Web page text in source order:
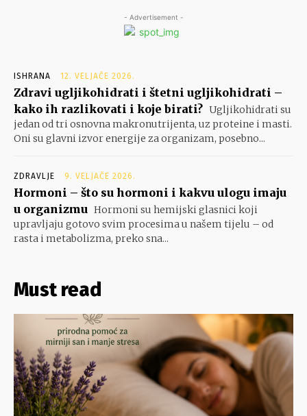
- Advertisement -
ISHRANA 12. VELJAČE 2026.
Zdravi ugljikohidrati i štetni ugljikohidrati –
kako ih razlikovati i koje birati? Ugljikohidrati su
jedan od tri osnovna makronutrijenta, uz proteine i masti.
Oni su glavni izvor energije za organizam, posebno...
ZDRAVLJE 9. VELJAČE 2026.
Hormoni – što su hormoni i kakvu ulogu imaju
u organizmu Hormoni su hemijski glasnici koji
upravljaju gotovo svim procesima u našem tijelu – od
rasta i metabolizma, preko sna...
Must read